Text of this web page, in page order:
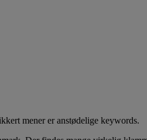
mener er anstødelige keywords.